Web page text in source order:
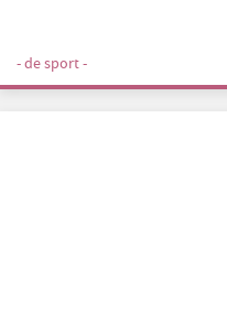
- de sport -